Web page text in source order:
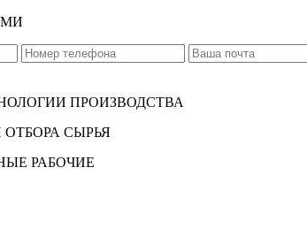
ПРОИЗВОДСТВА
СЫРЬЯ
РАБОЧИЕ